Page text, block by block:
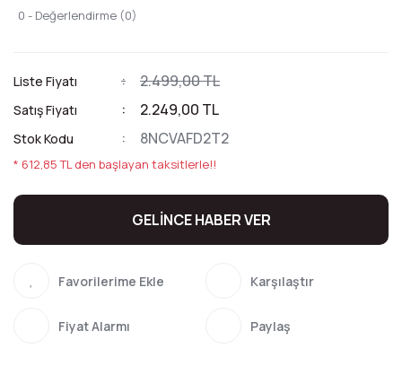
0 - Değerlendirme (0)
Liste Fiyatı 2.499,00 TL
Satış Fiyatı 2.249,00 TL
Stok Kodu 8NCVAFD2T2
* 612,85 TL den başlayan taksitlerle!!
GELİNCE HABER VER
Karşılaştır
Fiyat Alarmı Paylaş